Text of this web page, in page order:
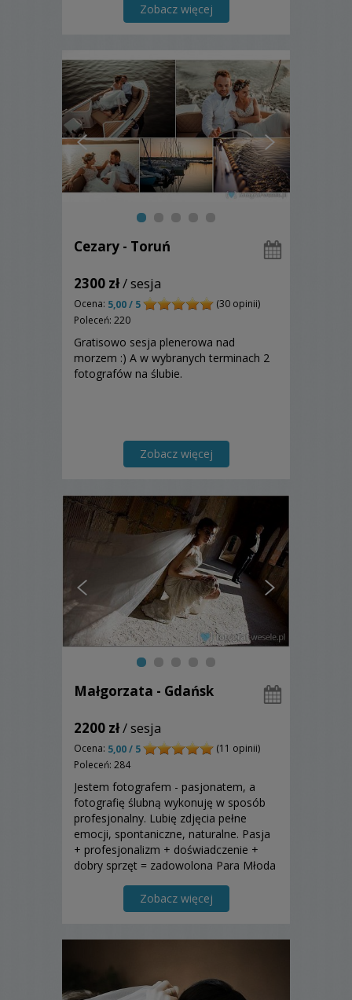
Zobacz więcej
Cezary - Toruń
2300 zł/ sesja
Ocena: 5,00 / 5
(30 opinii)
Poleceń: 220
Gratisowo sesja plenerowa nad
morzem :) A w wybranych terminach 2
fotografów na ślubie.
Zobacz więcej
Małgorzata - Gdańsk
2200 zł/ sesja
Ocena: 5,00 / 5
(11 opinii)
Poleceń: 284
Jestem fotografem - pasjonatem, a
fotografię ślubną wykonuję w sposób
profesjonalny. Lubię zdjęcia pełne
emocji, spontaniczne, naturalne. Pasja
+ profesjonalizm + doświadczenie +
dobry sprzęt = zadowolona Para Młoda
"to coś". Przekonajcie się
Zobacz więcej